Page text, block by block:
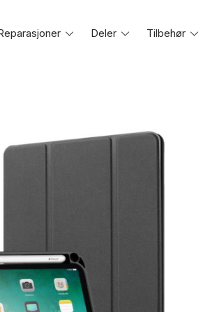
ToggleDeler
ToggleTilbehør